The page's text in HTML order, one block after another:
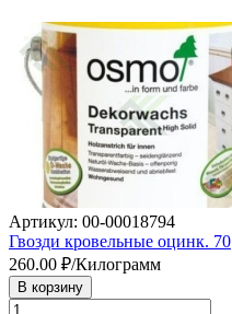
Артикул: 00-00018794
Гвозди кровельные оцинк. 70
260.00 ₽/Килограмм
В корзину